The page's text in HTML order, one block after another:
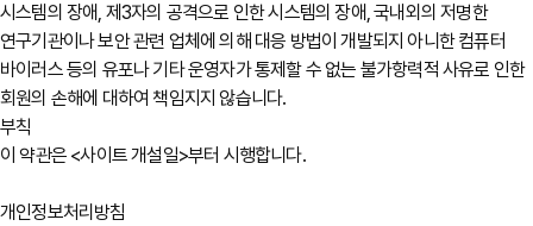
시스템의 장애, 제3자의 공격으로 인한 시스템의 장애, 국내외의 저명한
연구기관이나 보안 관련 업체에 의해 대응 방법이 개발되지 아니한 컴퓨터
바이러스 등의 유포나 기타 운영자가 통제할 수 없는 불가항력적 사유로 인한
회원의 손해에 대하여 책임지지 않습니다.
부칙
이 약관은 <사이트 개설일>부터 시행합니다.
개인정보처리방침